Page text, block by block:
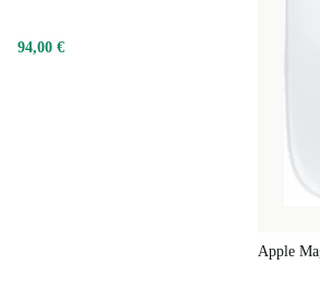
94,00 €
Apple